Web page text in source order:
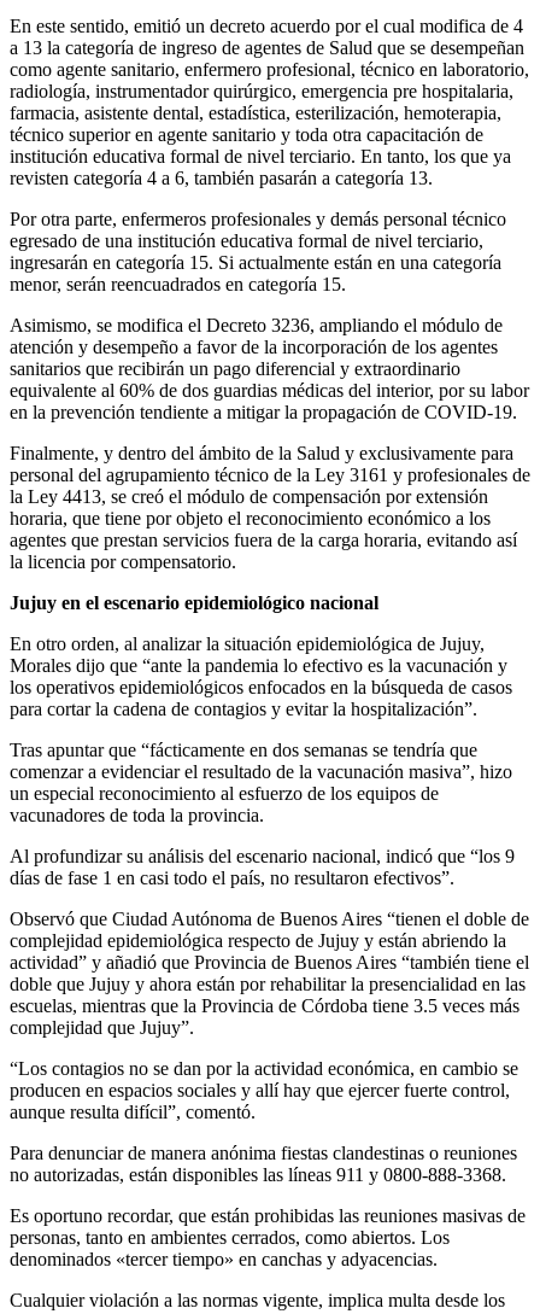
En este sentido, emitió un decreto acuerdo por el cual modifica de 4
a 13 la categoría de ingreso de agentes de Salud que se desempeñan
como agente sanitario, enfermero profesional, técnico en laboratorio,
radiología, instrumentador quirúrgico, emergencia pre hospitalaria,
farmacia, asistente dental, estadística, esterilización, hemoterapia,
técnico superior en agente sanitario y toda otra capacitación de
institución educativa formal de nivel terciario. En tanto, los que ya
revisten categoría 4 a 6, también pasarán a categoría 13.
Por otra parte, enfermeros profesionales y demás personal técnico
egresado de una institución educativa formal de nivel terciario,
ingresarán en categoría 15. Si actualmente están en una categoría
menor, serán reencuadrados en categoría 15.
Asimismo, se modifica el Decreto 3236, ampliando el módulo de
atención y desempeño a favor de la incorporación de los agentes
sanitarios que recibirán un pago diferencial y extraordinario
equivalente al 60% de dos guardias médicas del interior, por su labor
en la prevención tendiente a mitigar la propagación de COVID-19.
Finalmente, y dentro del ámbito de la Salud y exclusivamente para
personal del agrupamiento técnico de la Ley 3161 y profesionales de
la Ley 4413, se creó el módulo de compensación por extensión
horaria, que tiene por objeto el reconocimiento económico a los
agentes que prestan servicios fuera de la carga horaria, evitando así
la licencia por compensatorio.
Jujuy en el escenario epidemiológico nacional
En otro orden, al analizar la situación epidemiológica de Jujuy,
Morales dijo que “ante la pandemia lo efectivo es la vacunación y
los operativos epidemiológicos enfocados en la búsqueda de casos
para cortar la cadena de contagios y evitar la hospitalización”.
Tras apuntar que “fácticamente en dos semanas se tendría que
comenzar a evidenciar el resultado de la vacunación masiva”, hizo
un especial reconocimiento al esfuerzo de los equipos de
vacunadores de toda la provincia.
Al profundizar su análisis del escenario nacional, indicó que “los 9
días de fase 1 en casi todo el país, no resultaron efectivos”.
Observó que Ciudad Autónoma de Buenos Aires “tienen el doble de
complejidad epidemiológica respecto de Jujuy y están abriendo la
actividad” y añadió que Provincia de Buenos Aires “también tiene el
doble que Jujuy y ahora están por rehabilitar la presencialidad en las
escuelas, mientras que la Provincia de Córdoba tiene 3.5 veces más
complejidad que Jujuy”.
“Los contagios no se dan por la actividad económica, en cambio se
producen en espacios sociales y allí hay que ejercer fuerte control,
aunque resulta difícil”, comentó.
Para denunciar de manera anónima fiestas clandestinas o reuniones
no autorizadas, están disponibles las líneas 911 y 0800-888-3368.
Es oportuno recordar, que están prohibidas las reuniones masivas de
personas, tanto en ambientes cerrados, como abiertos. Los
denominados «tercer tiempo» en canchas y adyacencias.
Cualquier violación a las normas vigente, implica multa desde los